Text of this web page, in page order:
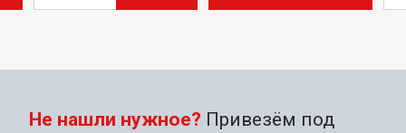
Не нашли нужное? Привезём под